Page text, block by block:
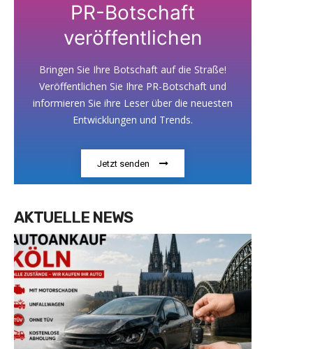
PR-Botschaft
veröffentlichen
Bringen Sie Ihre Botschaft auf die Straße!
Veröffentlichen Sie Ihre PR-Botschaft und
informieren Sie ihre Leser über die neuesten
Entwicklungen und Trends.
Jetzt senden
AKTUELLE NEWS